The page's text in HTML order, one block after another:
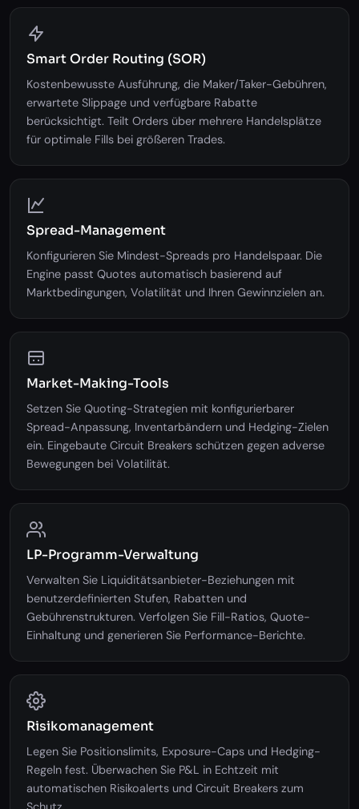
Smart Order Routing (SOR)
Kostenbewusste Ausführung, die Maker/Taker-Gebühren,
erwartete Slippage und verfügbare Rabatte
berücksichtigt. Teilt Orders über mehrere Handelsplätze
für optimale Fills bei größeren Trades.
Spread-Management
Konfigurieren Sie Mindest-Spreads pro Handelspaar. Die
Engine passt Quotes automatisch basierend auf
Marktbedingungen, Volatilität und Ihren Gewinnzielen an.
Market-Making-Tools
Setzen Sie Quoting-Strategien mit konfigurierbarer
Spread-Anpassung, Inventarbändern und Hedging-Zielen
ein. Eingebaute Circuit Breakers schützen gegen adverse
Bewegungen bei Volatilität.
LP-Programm-Verwaltung
Verwalten Sie Liquiditätsanbieter-Beziehungen mit
benutzerdefinierten Stufen, Rabatten und
Gebührenstrukturen. Verfolgen Sie Fill-Ratios, Quote-
Einhaltung und generieren Sie Performance-Berichte.
Risikomanagement
Legen Sie Positionslimits, Exposure-Caps und Hedging-
Regeln fest. Überwachen Sie P&L in Echtzeit mit
automatischen Risikoalerts und Circuit Breakers zum